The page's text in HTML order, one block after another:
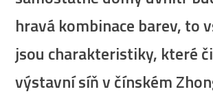
hravá kombinace barev, to
jsou charakteristiky, které
výstavní síň v čínském